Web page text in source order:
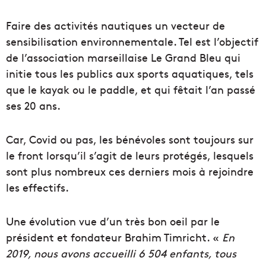
Faire des activités nautiques un vecteur de
sensibilisation environnementale. Tel est l’objectif
de l’association marseillaise Le Grand Bleu qui
initie tous les publics aux sports aquatiques, tels
que le kayak ou le paddle, et qui fêtait l’an passé
ses 20 ans.
Car, Covid ou pas, les bénévoles sont toujours sur
le front lorsqu’il s’agit de leurs protégés, lesquels
sont plus nombreux ces derniers mois à rejoindre
les effectifs.
Une évolution vue d’un très bon oeil par le
président et fondateur Brahim Timricht. « En
2019, nous avons accueilli 6 504 enfants, tous